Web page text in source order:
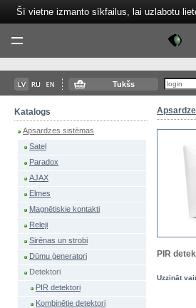
Menu
Tukšs
Katalogs
Apsardzes sistēmas
Satel
Paradox
AJAX
Elmes
Magnētiskie kontakti
Releji
Sirēnas un strobi
Dūmu ģeneratori
Detektori
PIR detektori
Kombinētie detektori
PIR
Uzzināt
Šī vietne izmanto sīkfailus, lai uzlabotu